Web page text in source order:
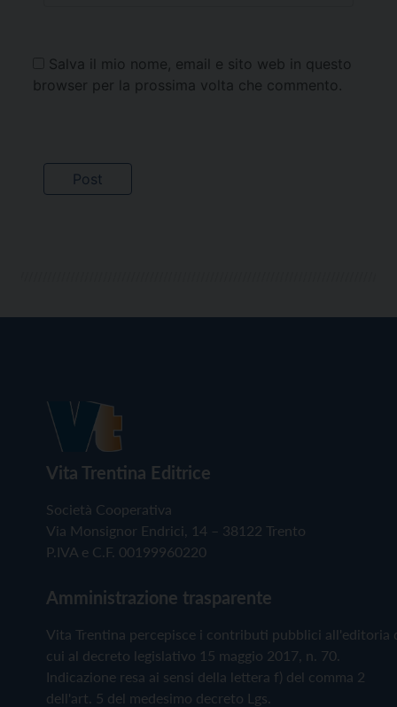
Salva il mio nome, email e sito web in questo
browser per la prossima volta che commento.
Vita Trentina Editrice
Società Cooperativa
Via Monsignor Endrici, 14 – 38122 Trento
P.IVA e C.F. 00199960220
Amministrazione trasparente
Vita Trentina percepisce i contributi pubblici all'editoria
cui al decreto legislativo 15 maggio 2017, n. 70.
Indicazione resa ai sensi della lettera f) del comma 2
dell'art. 5 del medesimo decreto Lgs.